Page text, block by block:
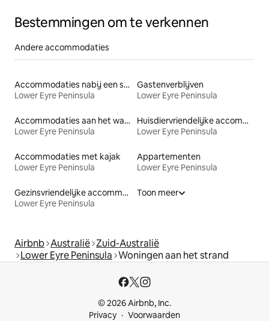
Bestemmingen om te verkennen
Andere accommodaties
Accommodaties nabij een strand
Lower Eyre Peninsula
Gastenverblijven
Lower Eyre Peninsula
Accommodaties aan het water
Lower Eyre Peninsula
Huisdiervriendelijke accommodaties
Lower Eyre Peninsula
Accommodaties met kajak
Lower Eyre Peninsula
Appartementen
Lower Eyre Peninsula
Gezinsvriendelijke accommodaties
Lower Eyre Peninsula
Toon meer
Airbnb Australië Zuid-Australië
Lower Eyre Peninsula Woningen aan het strand
© 2026 Airbnb, Inc.
Privacy
Voorwaarden